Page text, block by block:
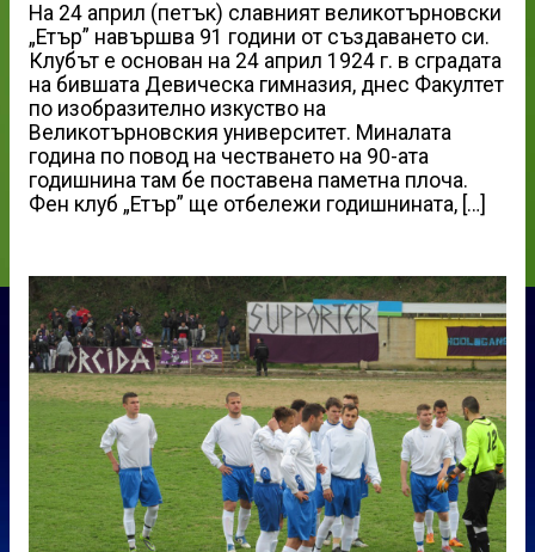
На 24 април (петък) славният великотърновски
„Етър” навършва 91 години от създаването си.
Клубът е основан на 24 април 1924 г. в сградата
на бившата Девическа гимназия, днес Факултет
по изобразително изкуство на
Великотърновския университет. Миналата
година по повод на честването на 90-ата
годишнина там бе поставена паметна плоча.
Фен клуб „Етър” ще отбележи годишнината, […]